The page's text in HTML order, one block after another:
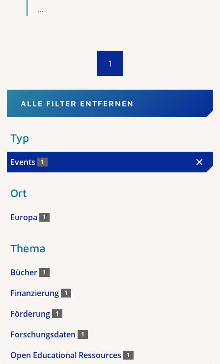
...
1
ALLE FILTER ENTFERNEN
Typ
Events 1
Ort
Europa 1
Thema
Bücher 1
Finanzierung 1
Förderung 1
Forschungsdaten 1
Open Educational Ressources 1